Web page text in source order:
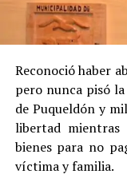
Reconoció haber
pero nunca pisó
de Puqueldón y
libertad mientras
bienes para no
víctima y familia.